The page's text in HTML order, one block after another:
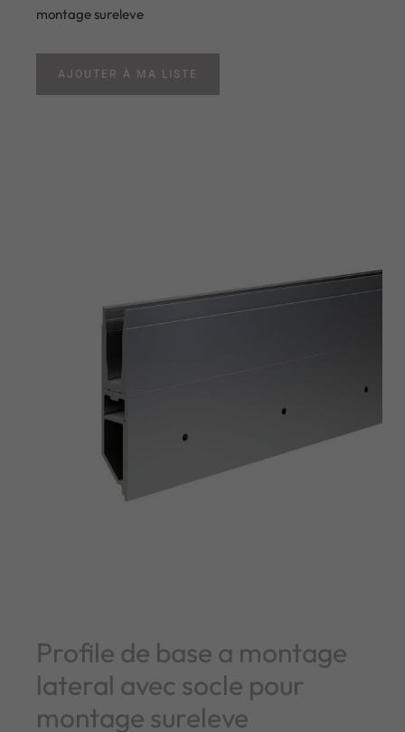
montage sureleve
AJOUTER À MA LISTE
Profile de base a montage
lateral avec socle pour
montage sureleve